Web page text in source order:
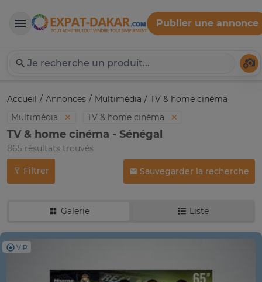
Expat-Dakar
Publier une annonce
Accueil Annonces Multimédia
TV & home cinéma
Multimédia
TV & home cinéma
TV & home cinéma - Sénégal
865 résultats trouvés
Filtrer Sauvegarder la recherche
Galerie Liste
VIP